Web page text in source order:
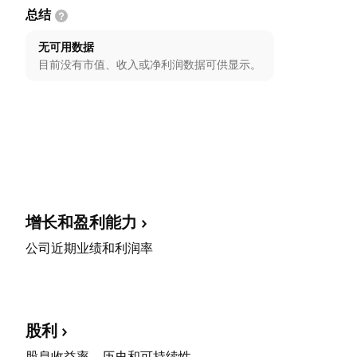
总结
无可用数据
目前没有市值、收入或净利润数据可供显示。
增长和盈利能力
公司近期业绩和利润率
股利